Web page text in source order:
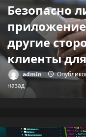
Безопасно
приложение
другие
клиенты для
admin
назад